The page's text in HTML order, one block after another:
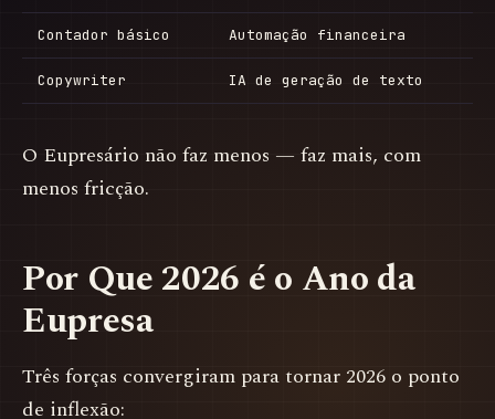
Contador básico Automação financeira
Copywriter IA de geração de texto
O Eupresário não faz menos — faz mais, com
menos fricção.
Por Que 2026 é o Ano da
Eupresa
Três forças convergiram para tornar 2026 o ponto
de inflexão: